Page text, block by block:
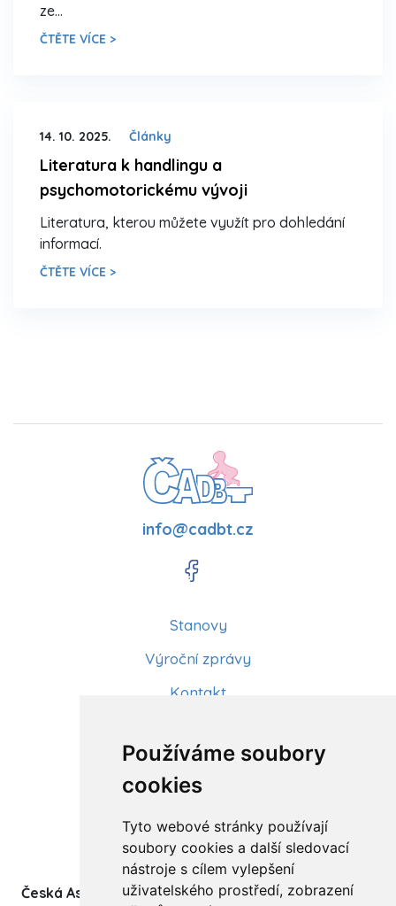
Používáme soubory
cookies
Tyto webové stránky používají
soubory cookies a další sledovací
nástroje s cílem vylepšení
uživatelského prostředí, zobrazení
ze…
ČTĚTE VÍCE >
14. 10. 2025. Články
Literatura k handlingu a
psychomotorickému vývoji
Literatura, kterou můžete využít pro dohledání
informací.
ČTĚTE VÍCE >
info@cadbt.cz
Stanovy
Výroční zprávy
Kontakt
Články
Kurzy a workshopy
Sídlo ČADBT
Česká Asociace Dětských Bobath Terapeutů spolek